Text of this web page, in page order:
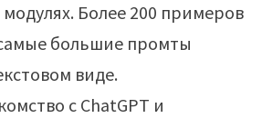
модулях. Более 200 примеров
большие промты
виде.
с ChatGPT и